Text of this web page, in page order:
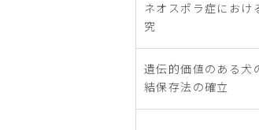
ネオスポラ症におけ
究
遺伝的価値のある犬
結保存法の確立